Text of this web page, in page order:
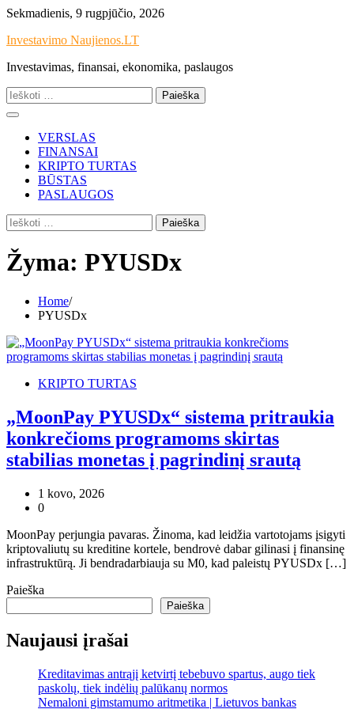
Skip
content
Sekmadienis, 9 rugpjūčio, 2026
Investavimo Naujienos.LT
Investavimas, finansai, ekonomika, paslaugos
Ieškoti:
VERSLAS
FINANSAI
KRIPTO TURTAS
BŪSTAS
PASLAUGOS
Ieškoti:
Žyma: PYUSDx
Home
PYUSDx
KRIPTO TURTAS
„MoonPay PYUSDx“ sistema pritraukia
konkrečioms programoms skirtas
stabilias monetas į pagrindinį srautą
1 kovo, 2026
0
MoonPay perjungia pavaras. Žinoma, kad leidžia vartotojams įsigyti
kriptovaliutų su kreditine kortele, bendrovė dabar gilinasi į finansinę
infrastruktūrą. Ji bendradarbiauja su M0, kad paleistų PYUSDx […]
Paieška
Paieška
Naujausi įrašai
Kreditavimas antrąjį ketvirtį tebebuvo spartus, augo tiek
paskolų, tiek indėlių palūkanų normos
Nemaloni gimstamumo aritmetika | Lietuvos bankas